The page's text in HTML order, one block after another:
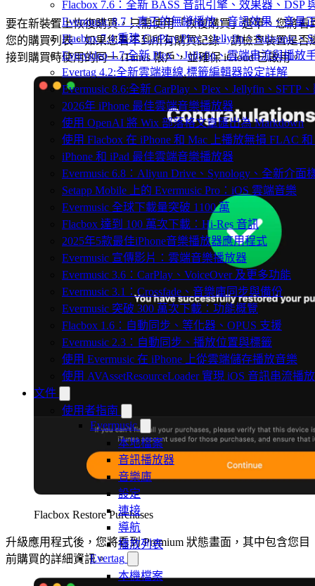
Flacbox 7.6：全新 BASS 音訊引擎、效果器、DSP
Evermusic 8.7：真正的無縫播放、音訊效果、音量
Flacbox 7.4:重建 CarPlay,Plex、Jellyfin、Subsonic、
Evervideo 1.7:全新 Plex、Jellyfin、雲端串流與播放
Evertag 4.2:全新雲端連線,標籤編輯器設定詳解
Evermusic 8.6:全新 CarPlay、Plex、Jellyfin、SFTP
2026年 iPhone 最佳雲端音樂播放器
使用 OpenAI 將 Wix 部落格文章匯出為 Markdown
使用 Flacbox 在 iPhone 和 Mac 上播放無損 FLAC
iPhone 和 iPad 最佳雲端音樂播放器
Evermusic 6.8：Aliyun Drive、Synology、全新介面
Setapp Mobile 上的 Evermusic Pro：iOS 雲端音樂
Evermusic 全球下載量突破 1100 萬
Flacbox 達到 100 萬次下載：Hi-Res 音訊
2025年5款最佳iPhone音樂播放器應用程式
Evermusic 宣傳影片：雲端音樂播放器
Evermusic 3.6：CarPlay、VoiceOver 及更多功能
Evermusic 3.1：Crossfade、音樂庫同步與備份
Evermusic 突破 300 萬次下載：功能概覽
Flacbox 1.6：自動同步、等化器、OPUS 支援
Evermusic 2.3：自動同步、播放位置與標籤
使用 Evermusic 在 iPhone 上從雲端儲存播放音樂
使用 AVAssetResourceLoader 實現 iOS 音訊串流播放
文件
使用者指南
Evermusic
本地檔案
音訊播放器
音樂庫
設定
連接
導航
播放列表
Evertag
本機檔案
要在新裝置上恢復購買，只需使用「恢復購買」選單。您將看
您的購買列表。如果您看不到所有購買記錄，請檢查裝置是否
接到購買時使用的同一 iTunes 帳戶，並確保 iCloud 已啟用。
Flacbox Restore Purchases
升級應用程式後，您將看到 Premium 狀態畫面，其中包含您目
前購買的詳細資訊。